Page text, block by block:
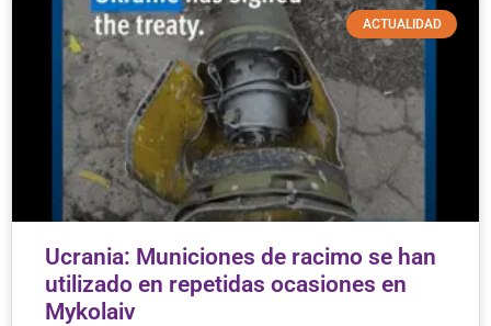
ACTUALIDAD
Ucrania: Municiones de racimo se han
utilizado en repetidas ocasiones en
Mykolaiv